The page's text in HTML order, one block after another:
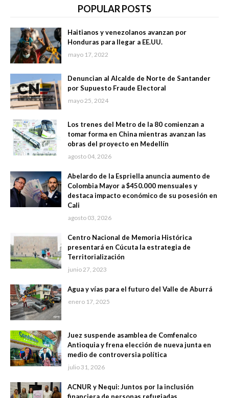
POPULAR POSTS
Haitianos y venezolanos avanzan por
Honduras para llegar a EE.UU.
mayo 17, 2022
Denuncian al Alcalde de Norte de Santander
por Supuesto Fraude Electoral
mayo 25, 2024
Los trenes del Metro de la 80 comienzan a
tomar forma en China mientras avanzan las
obras del proyecto en Medellín
agosto 04, 2026
Abelardo de la Espriella anuncia aumento de
Colombia Mayor a $450.000 mensuales y
destaca impacto económico de su posesión en
Cali
agosto 03, 2026
Centro Nacional de Memoria Histórica
presentará en Cúcuta la estrategia de
Territorialización
junio 27, 2023
Agua y vías para el futuro del Valle de Aburrá
enero 17, 2025
Juez suspende asamblea de Comfenalco
Antioquia y frena elección de nueva junta en
medio de controversia política
julio 31, 2026
ACNUR y Nequi: Juntos por la inclusión